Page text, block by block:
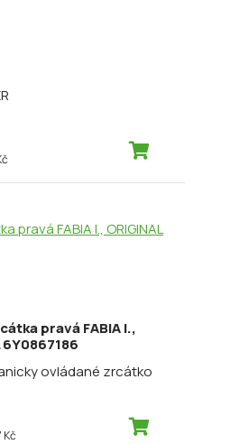
pravá FABIA I.,
6Y0867186
ovládané zrcátko
Kč